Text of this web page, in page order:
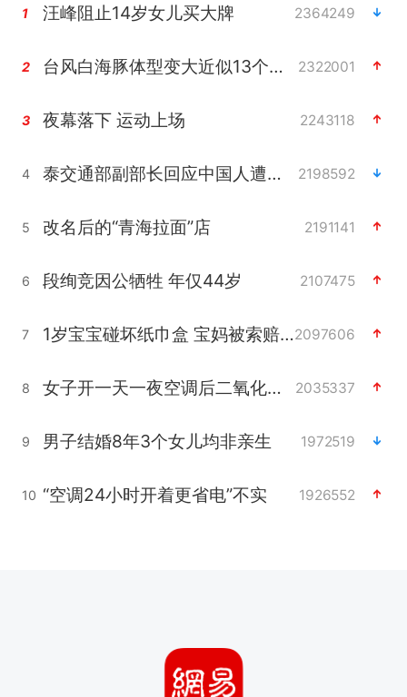
1 汪峰阻止14岁女儿买大牌 2364249
2 台风白海豚体型变大近似13个浙江面积 2322001
3 夜幕落下 运动上场 2243118
4 泰交通部副部长回应中国人遭歧视手势 2198592
5 改名后的“青海拉面”店 2191141
6 段绚竞因公牺牲 年仅44岁 2107475
7 1岁宝宝碰坏纸巾盒 宝妈被索赔924元2097606
8 女子开一天一夜空调后二氧化碳中毒 2035337
9 男子结婚8年3个女儿均非亲生 1972519
10 “空调24小时开着更省电”不实 1926552